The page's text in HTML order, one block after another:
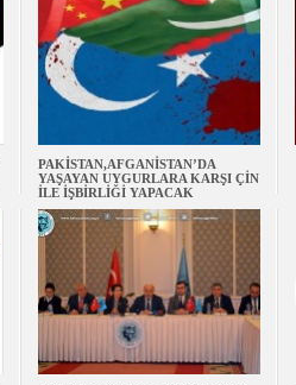
PAKİSTAN,AFGANİSTAN’DA
YAŞAYAN UYGURLARA KARŞI ÇİN
İLE İŞBİRLİĞİ YAPACAK